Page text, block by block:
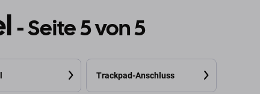
- Seite 5 von 5
Trackpad-Anschluss